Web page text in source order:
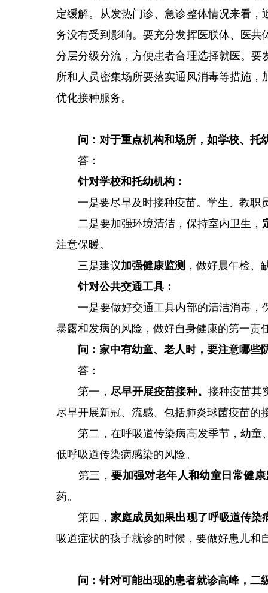
定缓解。从发热门诊、急诊整体情况来看
务没有受到影响。要充分发挥医联体、医
分层分级分流，方便患者合理选择就医。
所和人员密集场所要落实通风消毒等措施
优化接种服务。
问：对于重点机构和场所，如学校、
答：
针对学校和托幼机构：
一是要尽早及时接种疫苗。学生、教职
二是要加强环境清洁，保持室内卫生，
注意保暖。
三是建议加强健康监测 ，做好晨午检
针对公共交通工具：
一是要做好交通工具内部的清洁消毒，
暴露和发病的风险，做好自身健康的第一责
问：家中有幼童、老人时，要注意哪些
答：
第一， 尽早开展疫苗接种。 接种疫苗其
尽早开展新冠、流感、包括肺炎球菌疫苗的
第二，在呼吸道传染病高发季节，幼童
低呼吸道传染病感染的风险。
第三，要加强对老年人和幼童日常健
药。
第四， 家庭成员如果出现了呼吸道传
吸道症状的孩子就诊的时候，要做好患儿和
问：针对可能出现的患者就诊高峰，二